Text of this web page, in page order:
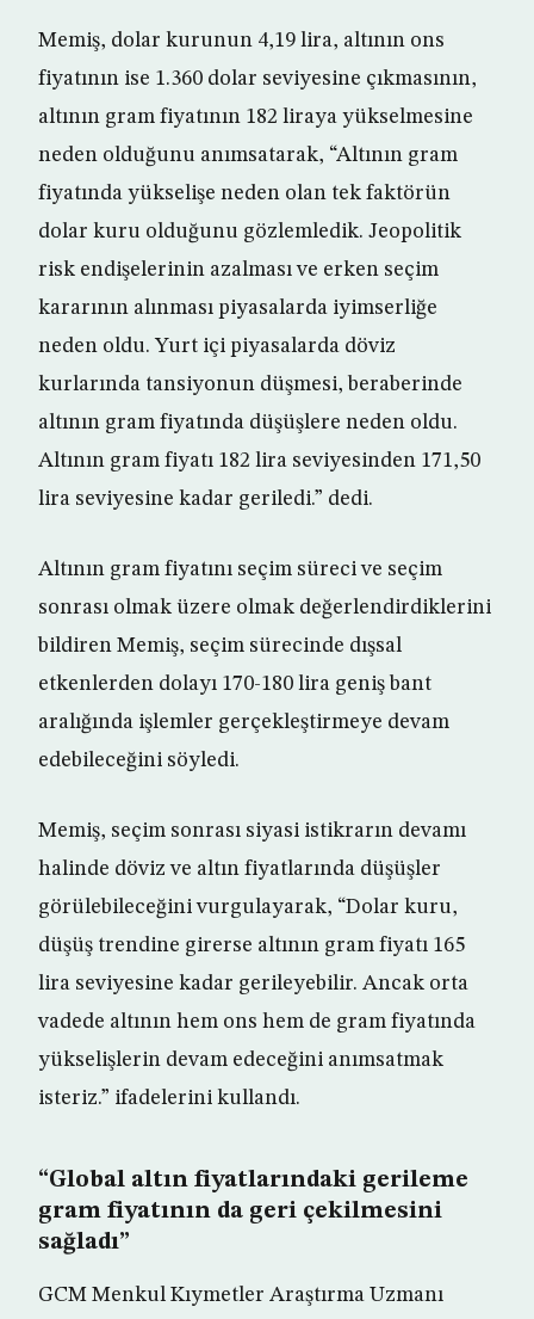
Memiş, dolar kurunun 4,19 lira, altının ons
fiyatının ise 1.360 dolar seviyesine çıkmasının,
altının gram fiyatının 182 liraya yükselmesine
neden olduğunu anımsatarak, “Altının gram
fiyatında yükselişe neden olan tek faktörün
dolar kuru olduğunu gözlemledik. Jeopolitik
risk endişelerinin azalması ve erken seçim
kararının alınması piyasalarda iyimserliğe
neden oldu. Yurt içi piyasalarda döviz
kurlarında tansiyonun düşmesi, beraberinde
altının gram fiyatında düşüşlere neden oldu.
Altının gram fiyatı 182 lira seviyesinden 171,50
lira seviyesine kadar geriledi.” dedi.
Altının gram fiyatını seçim süreci ve seçim
sonrası olmak üzere olmak değerlendirdiklerini
bildiren Memiş, seçim sürecinde dışsal
etkenlerden dolayı 170-180 lira geniş bant
aralığında işlemler gerçekleştirmeye devam
edebileceğini söyledi.
Memiş, seçim sonrası siyasi istikrarın devamı
halinde döviz ve altın fiyatlarında düşüşler
görülebileceğini vurgulayarak, “Dolar kuru,
düşüş trendine girerse altının gram fiyatı 165
lira seviyesine kadar gerileyebilir. Ancak orta
vadede altının hem ons hem de gram fiyatında
yükselişlerin devam edeceğini anımsatmak
isteriz.” ifadelerini kullandı.
“Global altın fiyatlarındaki gerileme
gram fiyatının da geri çekilmesini
sağladı”
GCM Menkul Kıymetler Araştırma Uzmanı